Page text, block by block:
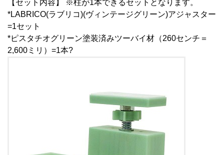
【セット内容】 ※柱が1本できるセットとなります。
*LABRICO(ラブリコ)(ヴィンテージグリーン)アジャスター
=1セット
*ピスタチオグリーン塗装済みツーバイ材（260センチ＝
2,600ミリ）=1本?